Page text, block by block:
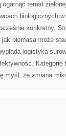
ogarnąć temat
biologicznych
konkretny.
biomasa może
logistyka
Kategorie
myśl, że zmiana